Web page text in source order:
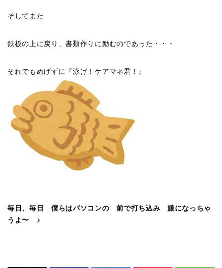
そしてまた
鉄板の上に戻り、書類作りに励むのであった・・・
それでもめげずに『泳げ！ケアマネ君！』
毎日、毎日 僕らはパソコンの 前で打ち込み 嫌になっちゃ
うよ〜 ♪